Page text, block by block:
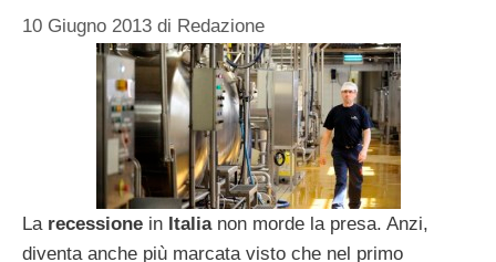
10 Giugno 2013 di Redazione
La recessione in Italianon morde la presa. Anzi,
diventa anche più marcata visto che nel primo